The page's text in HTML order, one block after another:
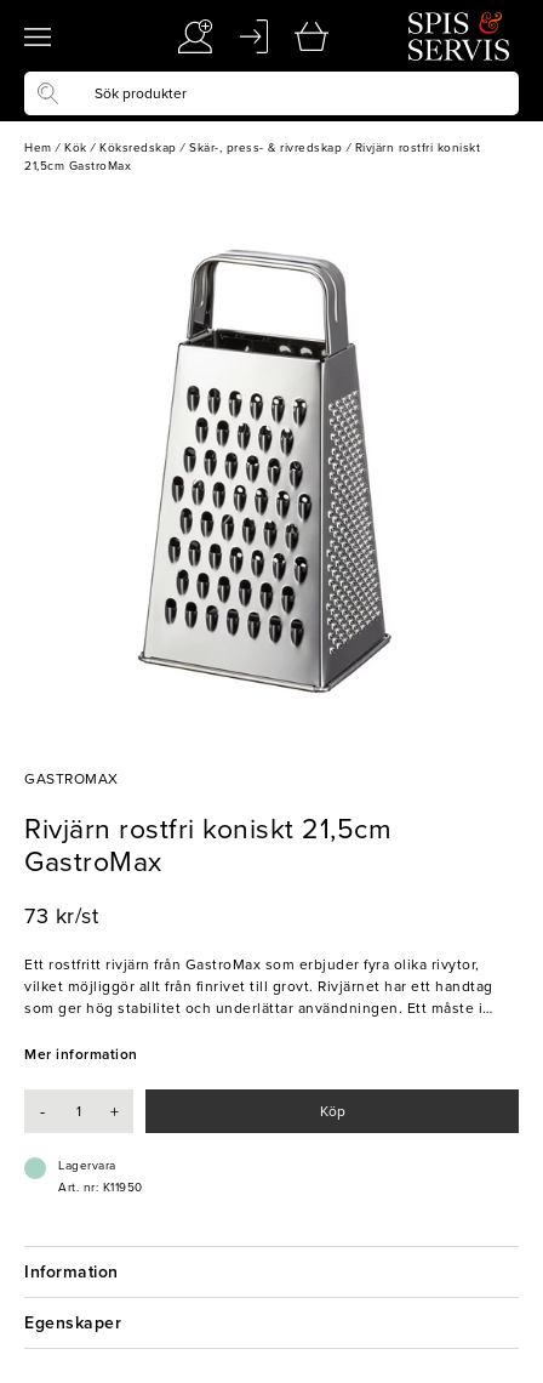
Hem / Kök / Köksredskap / Skär-, press- & rivredskap / Rivjärn rostfri koniskt
21,5cm GastroMax
GASTROMAX
Rivjärn rostfri koniskt 21,5cm
GastroMax
73 kr/st
Ett rostfritt rivjärn från GastroMax som erbjuder fyra olika rivytor,
vilket möjliggör allt från finrivet till grovt. Rivjärnet har ett handtag
som ger hög stabilitet och underlättar användningen. Ett måste i
- Fri från BPA
Mer information
- + Köp
Lagervara
Art. nr: K11950
Information
Egenskaper